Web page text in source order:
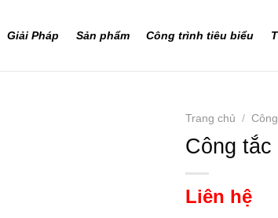
Giải Pháp Sản phẩm Công trình tiêu biểu
Trang chủ /
Công
Liên hệ